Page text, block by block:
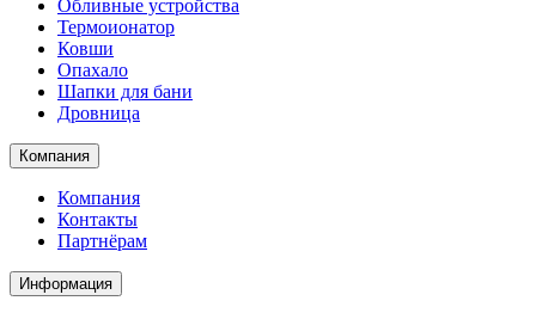
Обливные устройства
Термоионатор
Ковши
Опахало
Шапки для бани
Дровница
Компания
Компания
Контакты
Партнёрам
Информация